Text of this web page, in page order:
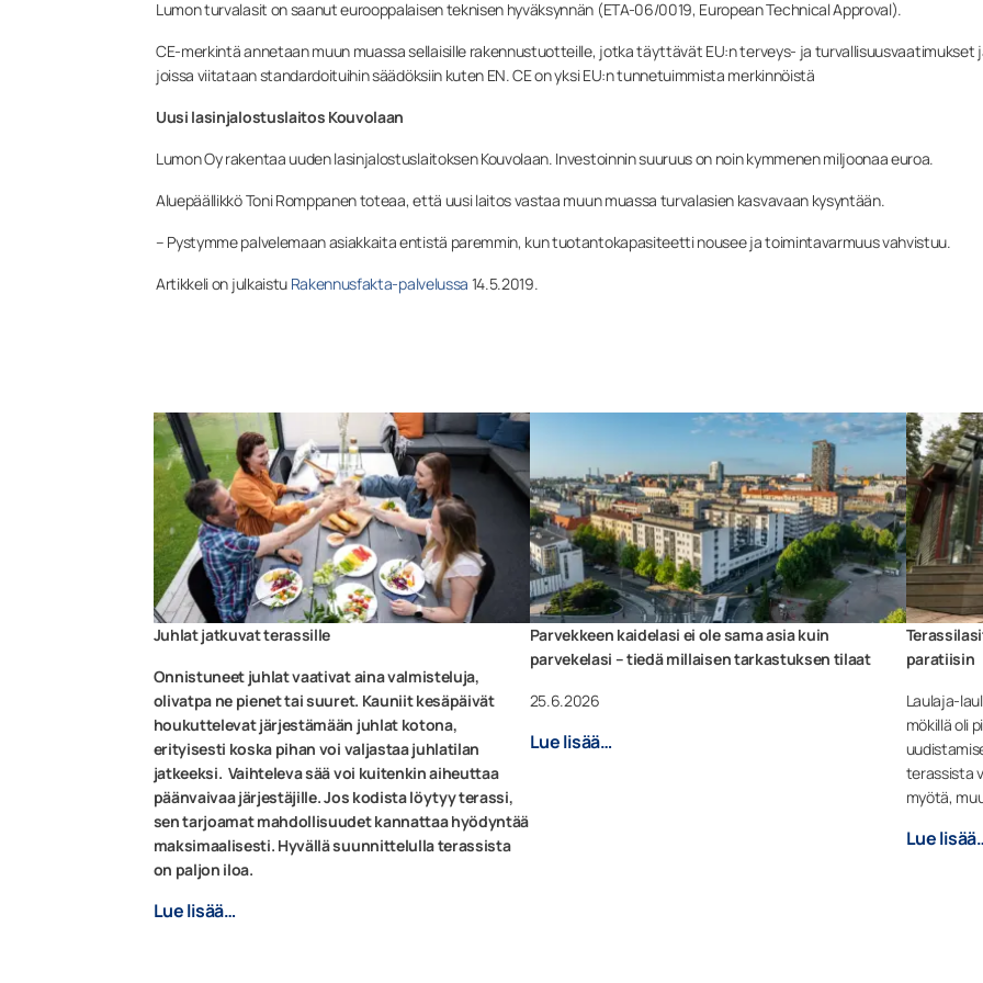
Lumon turvalasit on saanut eurooppalaisen teknisen hyväksynnän (ETA-06/0019, European Technical Approval).
CE-merkintä annetaan muun muassa sellaisille rakennustuotteille, jotka täyttävät EU:n terveys- ja turvallisuusvaatimukset
joissa viitataan standardoituihin säädöksiin kuten EN. CE on yksi EU:n tunnetuimmista merkinnöistä
Uusi lasinjalostuslaitos Kouvolaan
Lumon Oy rakentaa uuden lasinjalostuslaitoksen Kouvolaan. Investoinnin suuruus on noin kymmenen miljoonaa euroa.
Aluepäällikkö Toni Romppanen toteaa, että uusi laitos vastaa muun muassa turvalasien kasvavaan kysyntään.
– Pystymme palvelemaan asiakkaita entistä paremmin, kun tuotantokapasiteetti nousee ja toimintavarmuus vahvistuu.
Artikkeli on julkaistu Rakennusfakta-palvelussa 14.5.2019.
Juhlat jatkuvat terassille
Onnistuneet juhlat vaativat aina valmisteluja,
olivatpa ne pienet tai suuret. Kauniit kesäpäivät
houkuttelevat järjestämään juhlat kotona,
erityisesti koska pihan voi valjastaa juhlatilan
jatkeeksi. Vaihteleva sää voi kuitenkin aiheuttaa
päänvaivaa järjestäjille. Jos kodista löytyy terassi,
sen tarjoamat mahdollisuudet kannattaa hyödyntää
maksimaalisesti. Hyvällä suunnittelulla terassista
on paljon iloa.
Lue lisää…
Parvekkeen kaidelasi ei ole sama asia kuin
parvekelasi – tiedä millaisen tarkastuksen tilaat
25.6.2026
Lue lisää…
paratiisin
Laulaja-
mökillä oli
terassista
myötä,
Lue